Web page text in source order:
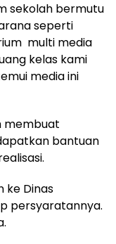
sekolah bermutu
seperti
multi media
kelas kami
media ini
membuat
bantuan
ke Dinas
persyaratannya.